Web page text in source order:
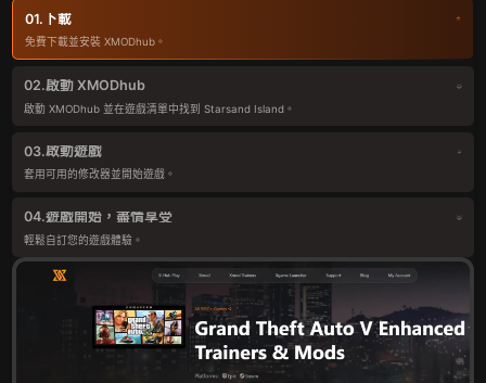
01. 下載
免費下載並安裝 XMODhub。
02.啟動 XMODhub
啟動 XMODhub 並在遊戲清單中找到 Starsand Island。
03.啟動遊戲
套用可用的修改器並開始遊戲。
04.遊戲開始，盡情享受
輕鬆自訂您的遊戲體驗。